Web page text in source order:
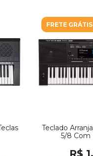
FRETE GRÁTIS
Teclado
5/8 Com
R$